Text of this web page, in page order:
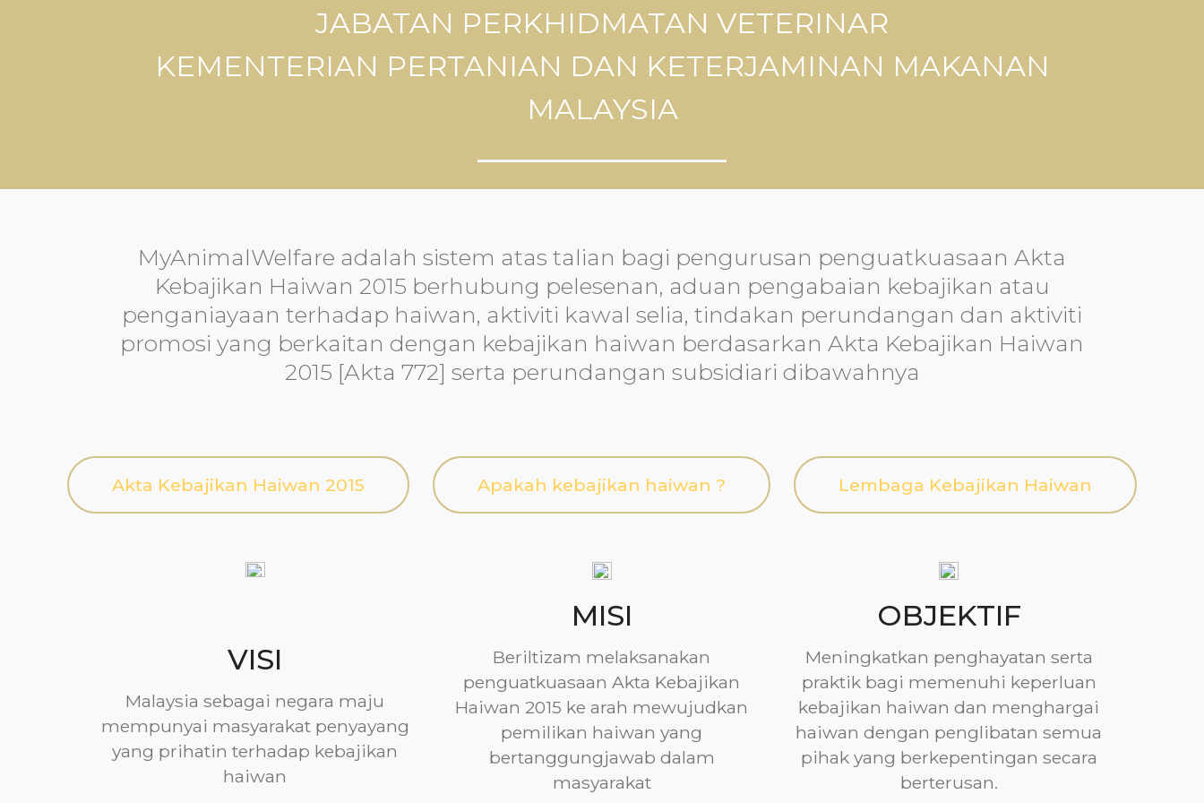
JABATAN PERKHIDMATAN VETERINAR
KEMENTERIAN PERTANIAN DAN KETERJAMINAN MAKANAN
MALAYSIA
MyAnimalWelfare adalah sistem atas talian bagi pengurusan penguatkuasaan Akta
Kebajikan Haiwan 2015 berhubung pelesenan, aduan pengabaian kebajikan atau
penganiayaan terhadap haiwan, aktiviti kawal selia, tindakan perundangan dan aktiviti
promosi yang berkaitan dengan kebajikan haiwan berdasarkan Akta Kebajikan Haiwan
2015 [Akta 772] serta perundangan subsidiari dibawahnya
Akta Kebajikan Haiwan 2015 Apakah kebajikan haiwan ? Lembaga Kebajikan Haiwan
VISI
Malaysia sebagai negara maju
mempunyai masyarakat penyayang
yang prihatin terhadap kebajikan
haiwan
MISI
Beriltizam melaksanakan
penguatkuasaan Akta Kebajikan
Haiwan 2015 ke arah mewujudkan
pemilikan haiwan yang
bertanggungjawab dalam
masyarakat
OBJEKTIF
Meningkatkan penghayatan serta
praktik bagi memenuhi keperluan
kebajikan haiwan dan menghargai
haiwan dengan penglibatan semua
pihak yang berkepentingan secara
berterusan.